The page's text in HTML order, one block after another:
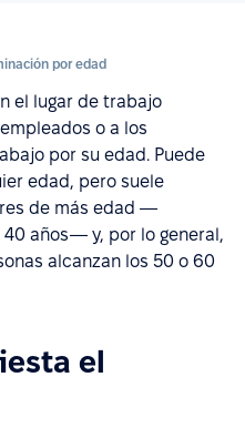
por edad
el lugar de trabajo
o a los
por su edad. Puede
edad, pero suele
de más edad —
años— y, por lo general,
alcanzan los 50 o 60
el